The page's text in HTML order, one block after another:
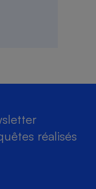
réalisés